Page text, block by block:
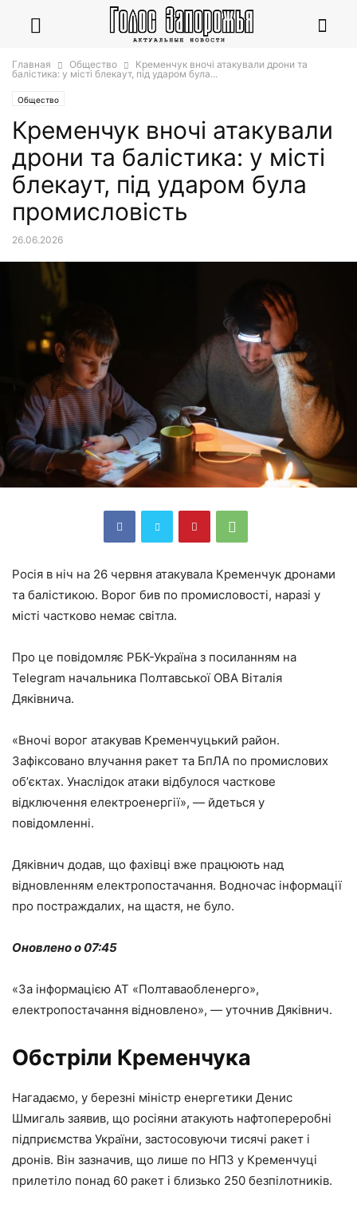
Главная Общество
Кременчук вночі атакували дрони та
балістика: у місті блекаут, під ударом була...
Общество
Кременчук вночі атакували
дрони та балістика: у місті
блекаут, під ударом була
промисловість
26.06.2026
Росія в ніч на 26 червня атакувала Кременчук дронами
та балістикою. Ворог бив по промисловості, наразі у
місті частково немає світла.
Про це повідомляє РБК-Україна з посиланням на
Telegram начальника Полтавської ОВА Віталія
Дяківнича.
«Вночі ворог атакував Кременчуцький район.
Зафіксовано влучання ракет та БпЛА по промислових
обʼєктах. Унаслідок атаки відбулося часткове
відключення електроенергії», — йдеться у
повідомленні.
Дяківнич додав, що фахівці вже працюють над
відновленням електропостачання. Водночас інформації
про постраждалих, на щастя, не було.
Оновлено о 07:45
«За інформацією АТ «Полтаваобленерго»,
електропостачання відновлено», — уточнив Дяківнич.
Обстріли Кременчука
Нагадаємо, у березні міністр енергетики Денис
Шмигаль заявив, що росіяни атакують нафтопереробні
підприємства України, застосовуючи тисячі ракет і
дронів. Він зазначив, що лише по НПЗ у Кременчуці
прилетіло понад 60 ракет і близько 250 безпілотників.